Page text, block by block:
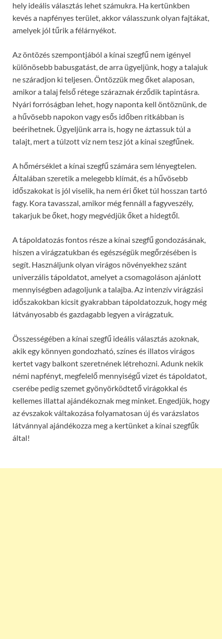
hely ideális választás lehet számukra. Ha kertünkben
kevés a napfényes terület, akkor válasszunk olyan fajtákat,
amelyek jól tűrik a félárnyékot.
Az öntözés szempontjából a kínai szegfű nem igényel
különösebb babusgatást, de arra ügyeljünk, hogy a talajuk
ne száradjon ki teljesen. Öntözzük meg őket alaposan,
amikor a talaj felső rétege száraznak érződik tapintásra.
Nyári forróságban lehet, hogy naponta kell öntöznünk, de
a hűvösebb napokon vagy esős időben ritkábban is
beérihetnek. Ügyeljünk arra is, hogy ne áztassuk túl a
talajt, mert a túlzott víz nem tesz jót a kínai szegfűnek.
A hőmérséklet a kínai szegfű számára sem lényegtelen.
Általában szeretik a melegebb klímát, és a hűvösebb
időszakokat is jól viselik, ha nem éri őket túl hosszan tartó
fagy. Kora tavasszal, amikor még fennáll a fagyveszély,
takarjuk be őket, hogy megvédjük őket a hidegtől.
A tápoldatozás fontos része a kínai szegfű gondozásának,
hiszen a virágzatukban és egészségük megőrzésében is
segít. Használjunk olyan virágos növényekhez szánt
univerzális tápoldatot, amelyet a csomagoláson ajánlott
mennyiségben adagoljunk a talajba. Az intenzív virágzási
időszakokban kicsit gyakrabban tápoldatozzuk, hogy még
látványosabb és gazdagabb legyen a virágzatuk.
Összességében a kínai szegfű ideális választás azoknak,
akik egy könnyen gondozható, színes és illatos virágos
kertet vagy balkont szeretnének létrehozni. Adunk nekik
némi napfényt, megfelelő mennyiségű vizet és tápoldatot,
cserébe pedig szemet gyönyörködtető virágokkal és
kellemes illattal ajándékoznak meg minket. Engedjük, hogy
az évszakok váltakozása folyamatosan új és varázslatos
látvánnyal ajándékozza meg a kertünket a kínai szegfűk
által!